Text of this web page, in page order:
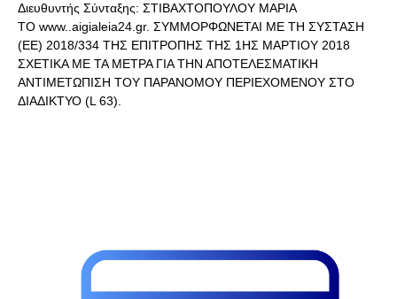
Διευθυντής Σύνταξης: ΣΤΙΒΑΧΤΟΠΟΥΛΟΥ ΜΑΡΙΑ
ΤΟ www..aigialeia24.gr. ΣΥΜΜΟΡΦΩΝΕΤΑΙ ΜΕ ΤΗ ΣΥΣΤΑΣΗ
(ΕΕ) 2018/334 ΤΗΣ ΕΠΙΤΡΟΠΗΣ ΤΗΣ 1ΗΣ ΜΑΡΤΙΟΥ 2018
ΣΧΕΤΙΚΑ ΜΕ ΤΑ ΜΕΤΡΑ ΓΙΑ ΤΗΝ ΑΠΟΤΕΛΕΣΜΑΤΙΚΗ
ΑΝΤΙΜΕΤΩΠΙΣΗ ΤΟΥ ΠΑΡΑΝΟΜΟΥ ΠΕΡΙΕΧΟΜΕΝΟΥ ΣΤΟ
ΔΙΑΔΙΚΤΥΟ (L 63).